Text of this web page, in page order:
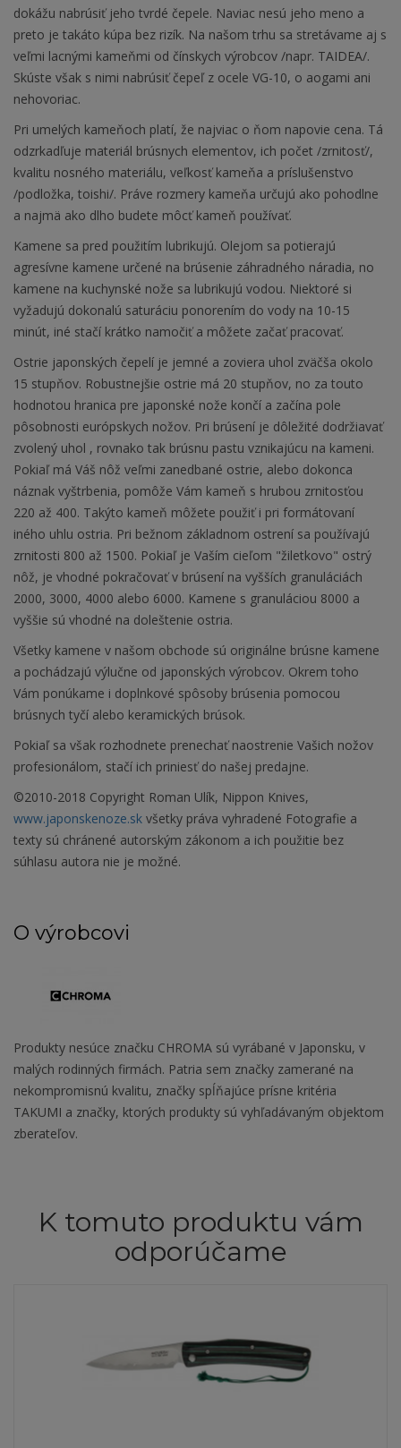
dokážu nabrúsiť jeho tvrdé čepele. Naviac nesú jeho meno a
preto je takáto kúpa bez rizík. Na našom trhu sa stretávame aj s
veľmi lacnými kameňmi od čínskych výrobcov /napr. TAIDEA/.
Skúste však s nimi nabrúsiť čepeľ z ocele VG-10, o aogami ani
nehovoriac.
Pri umelých kameňoch platí, že najviac o ňom napovie cena. Tá
odzrkadľuje materiál brúsnych elementov, ich počet /zrnitosť/,
kvalitu nosného materiálu, veľkosť kameňa a príslušenstvo
/podložka, toishi/. Práve rozmery kameňa určujú ako pohodlne
a najmä ako dlho budete môcť kameň používať.
Kamene sa pred použitím lubrikujú. Olejom sa potierajú
agresívne kamene určené na brúsenie záhradného náradia, no
kamene na kuchynské nože sa lubrikujú vodou. Niektoré si
vyžadujú dokonalú saturáciu ponorením do vody na 10-15
minút, iné stačí krátko namočiť a môžete začať pracovať.
Ostrie japonských čepelí je jemné a zoviera uhol zväčša okolo
15 stupňov. Robustnejšie ostrie má 20 stupňov, no za touto
hodnotou hranica pre japonské nože končí a začína pole
pôsobnosti európskych nožov. Pri brúsení je dôležité dodržiavať
zvolený uhol , rovnako tak brúsnu pastu vznikajúcu na kameni.
Pokiaľ má Váš nôž veľmi zanedbané ostrie, alebo dokonca
náznak vyštrbenia, pomôže Vám kameň s hrubou zrnitosťou
220 až 400. Takýto kameň môžete použiť i pri formátovaní
iného uhlu ostria. Pri bežnom základnom ostrení sa používajú
zrnitosti 800 až 1500. Pokiaľ je Vaším cieľom "žiletkovo" ostrý
nôž, je vhodné pokračovať v brúsení na vyšších granuláciách
2000, 3000, 4000 alebo 6000. Kamene s granuláciou 8000 a
vyššie sú vhodné na doleštenie ostria.
Všetky kamene v našom obchode sú originálne brúsne kamene
a pochádzajú výlučne od japonských výrobcov. Okrem toho
Vám ponúkame i doplnkové spôsoby brúsenia pomocou
brúsnych tyčí alebo keramických brúsok.
Pokiaľ sa však rozhodnete prenechať naostrenie Vašich nožov
profesionálom, stačí ich priniesť do našej predajne.
©2010-2018 Copyright Roman Ulík, Nippon Knives,
www.japonskenoze.sk všetky práva vyhradené Fotografie a
texty sú chránené autorským zákonom a ich použitie bez
súhlasu autora nie je možné.
O výrobcovi
Produkty nesúce značku CHROMA sú vyrábané v Japonsku, v
malých rodinných firmách. Patria sem značky zamerané na
nekompromisnú kvalitu, značky spĺňajúce prísne kritéria
TAKUMI a značky, ktorých produkty sú vyhľadávaným objektom
zberateľov.
K tomuto produktu vám
odporúčame